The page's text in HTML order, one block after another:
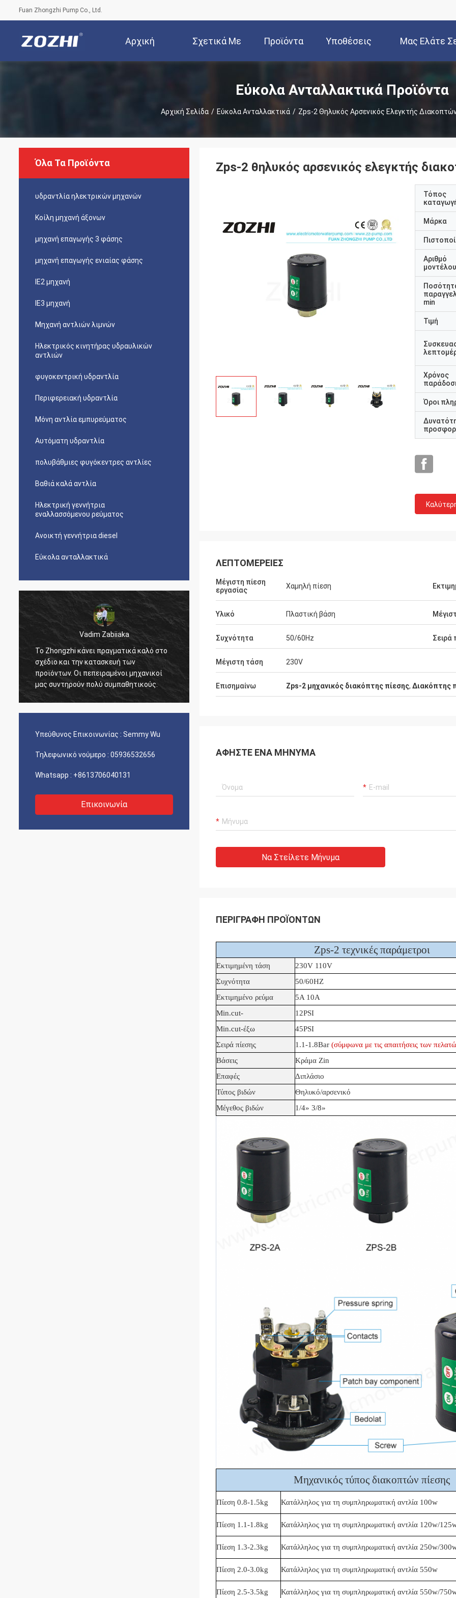
Fuan Zhongzhi Pump Co., Ltd.
Αρχική Σχετικά Με
Εμάς
Προϊόντα Υποθέσεις Μας Ελάτε
Επαφή
Εύκολα Ανταλλακτικά Προϊόντα
Αρχική Σελίδα / Εύκολα Ανταλλακτικά / Zps-2 Θηλυκός Αρσενικός Ελεγκτής
Όλα Τα Προϊόντα
υδραντλία ηλεκτρικών μηχανών
Κοίλη μηχανή άξονων
μηχανή επαγωγής 3 φάσης
μηχανή επαγωγής ενιαίας φάσης
IE2 μηχανή
IE3 μηχανή
Μηχανή αντλιών λιμνών
Ηλεκτρικός κινητήρας υδραυλικών
αντλιών
φυγοκεντρική υδραντλία
Περιφερειακή υδραντλία
Μόνη αντλία εμπυρεύματος
Αυτόματη υδραντλία
πολυβάθμιες φυγόκεντρες αντλίες
Βαθιά καλά αντλία
Ηλεκτρική γεννήτρια
εναλλασσόμενου ρεύματος
Ανοικτή γεννήτρια diesel
Εύκολα ανταλλακτικά
Kimwolo Mr.Reuben
Καλή ποιότητα, μεγάλοι κατασκευαστές,
είμαστε ευχαριστημένοι από τα προϊόντα
σας.
Mr.Yılmaz Türkoğlu
Έχει εργαστεί μαζί για περισσότερο από 3
έτη πολύ επαγγελματικά. όλα τα
προϊόντα λειτουργούν το πρόστιμο
στους τύπους εξοπλισμών μας. Σας
ευχαριστούμε.
Vadim
Το Zhongzhi κάνει
προϊόντων. Οι
μας συντηρούν πολύ
Υπεύθυνος Επικοινωνίας : Semmy Wu
Τηλεφωνικό νούμερο : 05936532656
Whatsapp : +8613706040131
Επικοινωνία
Zps-2 θηλυκός αρσενικός ελεγκτής
Τόπος
Μάρκα
Αριθμό
μοντέλου
min
Τιμή
Χρόνος
Όροι
ΛΕΠΤΟΜΈΡΕΙΕΣ
Μέγιστη πίεση
εργασίας
Χαμηλή πίεση
Υλικό Πλαστική βάση
Συχνότητα 50/60Hz Σειρά
Μέγιστη τάση 230V
Επισημαίνω Zps-2 μηχανικός διακόπτης πίεσης, Διακόπτης
ΑΦΉΣΤΕ ΈΝΑ ΜΉΝΥΜΑ
Να Στείλετε Μήνυμα
ΠΕΡΙΓΡΑΦΉ ΠΡΟΪΌΝΤΩΝ
Zps-2 τεχνικές παράμετροι
Εκτιμημένη τάση
230V 110V
Συχνότητα
50/60HZ
Εκτιμημένο ρεύμα
5A 10A
Min.cut-
12PSI
Min.cut-έξω
45PSI
Σειρά πίεσης
1.1-1.8Bar (σύμφωνα με τις απαιτήσεις των
Βάσεις
Κράμα Zin
Επαφές
Διπλάσιο
Τύπος βιδών
Θηλυκό/αρσενικό
Μέγεθος βιδών
1/4» 3/8»
Μηχανικός τύπος διακοπτών πίεσης
Πίεση 0.8-1.5kg Κατάλληλος για τη συμπληρωματική αντλία 100w
Πίεση 1.1-1.8kg Κατάλληλος για τη συμπληρωματική αντλία 120w/
Πίεση 1.3-2.3kg Κατάλληλος για τη συμπληρωματική αντλία 250w/
Πίεση 2.0-3.0kg Κατάλληλος για τη συμπληρωματική αντλία 550w
Πίεση 2.5-3.5kg Κατάλληλος για τη συμπληρωματική αντλία 550w/